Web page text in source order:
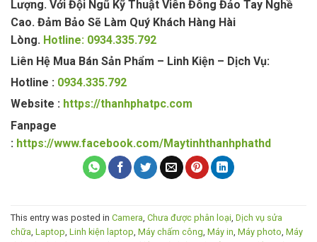
Lượng. Với Đội Ngũ Kỹ Thuật Viên Đông Đảo Tay Nghề
Cao. Đảm Bảo Sẽ Làm Quý Khách Hàng Hài
Lòng. Hotline: 0934.335.792
Liên Hệ Mua Bán Sản Phẩm – Linh Kiện – Dịch Vụ:
Hotline : 0934.335.792
Website : https://thanhphatpc.com
Fanpage
: https://www.facebook.com/Maytinhthanhphathd
This entry was posted in Camera Chưa được phân loại Dịch vụ sửa
chữa Laptop Linh kiện laptop Máy chấm công Máy in Máy photo Máy